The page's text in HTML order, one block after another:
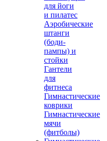
для йоги
и пилатес
Аэробические
штанги
(боди-
пампы) и
стойки
Гантели
для
фитнеса
Гимнастические
коврики
Гимнастические
мячи
(фитболы)